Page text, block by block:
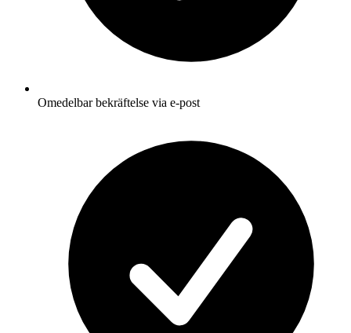
Omedelbar bekräftelse via e-post